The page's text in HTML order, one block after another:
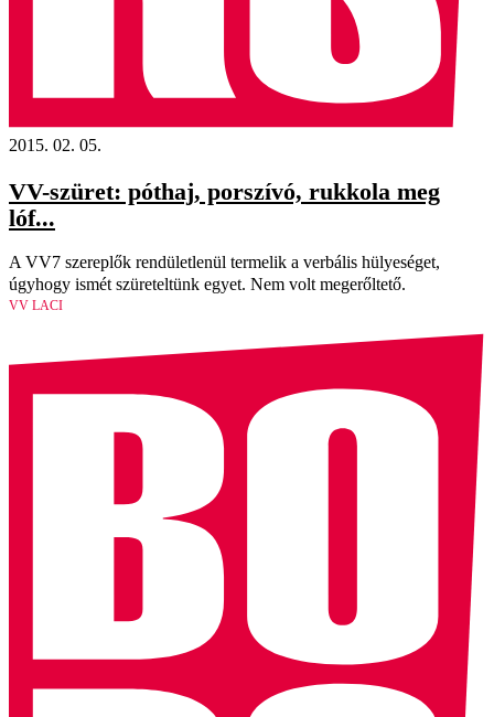
2015. 02. 05.
VV-szüret: póthaj, porszívó, rukkola meg
lóf...
A VV7 szereplők rendületlenül termelik a verbális hülyeséget,
úgyhogy ismét szüreteltünk egyet. Nem volt megerőltető.
VV LACI